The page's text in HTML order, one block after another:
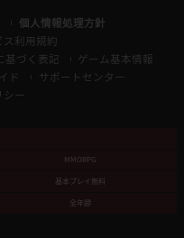
個人情報処理方針
ス利用規約
基づく表記
ゲーム基本情報
ド
サポートセンター
シー
MMORPG
基本プレイ無料
全年齢